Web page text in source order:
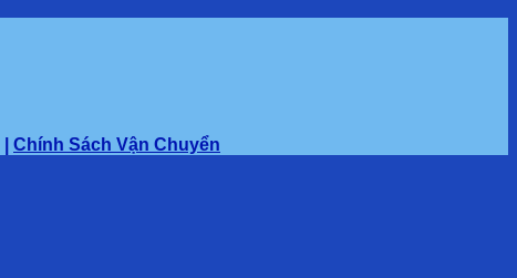
Chính Sách Vận Chuyển